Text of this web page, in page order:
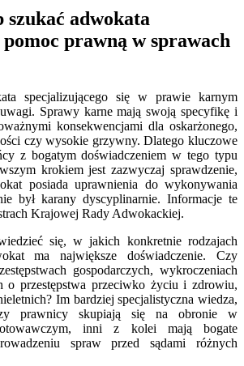
szukać adwokata
pomoc prawną w sprawach
specjalizującego się w prawie karnym
Sprawy karne mają swoją specyfikę i
konsekwencjami dla oskarżonego,
czy wysokie grzywny. Dlatego kluczowe
z bogatym doświadczeniem w tego typu
krokiem jest zazwyczaj sprawdzenie,
posiada uprawnienia do wykonywania
był karany dyscyplinarnie. Informacje te
Krajowej Rady Adwokackiej.
się, w jakich konkretnie rodzajach
ma największe doświadczenie. Czy
gospodarczych, wykroczeniach
o przestępstwa przeciwko życiu i zdrowiu,
Im bardziej specjalistyczna wiedza,
prawnicy skupiają się na obronie w
inni z kolei mają bogate
spraw przed sądami różnych